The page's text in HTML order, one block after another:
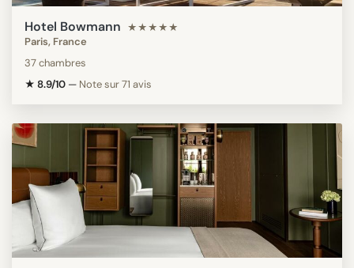
Hotel Bowmann ★★★★★
Paris, France
37 chambres
★ 8.9/10 — Note sur 71 avis